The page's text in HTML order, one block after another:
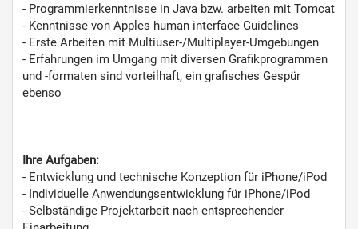
- Programmierkenntnisse in Java bzw. arbeiten mit Tomcat
- Kenntnisse von Apples human interface Guidelines
- Erste Arbeiten mit Multiuser-/Multiplayer-Umgebungen
- Erfahrungen im Umgang mit diversen Grafikprogrammen
und -formaten sind vorteilhaft, ein grafisches Gespür
ebenso
Ihre Aufgaben:
- Entwicklung und technische Konzeption für iPhone/iPod
- Individuelle Anwendungsentwicklung für iPhone/iPod
- Selbständige Projektarbeit nach entsprechender